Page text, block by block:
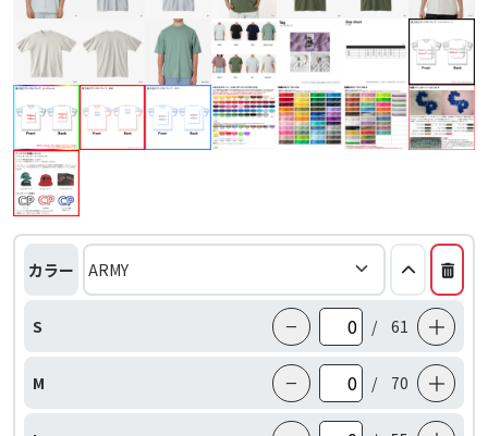
カラー
S − / 61 ＋
M − / 70 ＋